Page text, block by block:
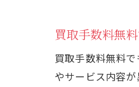
買取手数料無
買取手数料無料
やサービス内容